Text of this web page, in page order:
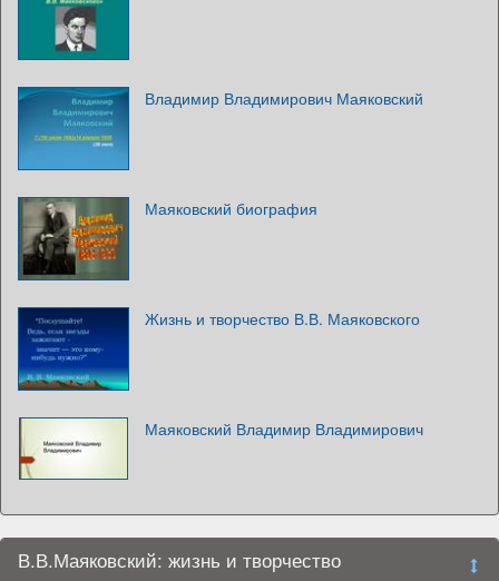
Владимир Владимирович Маяковский
Маяковский биография
Жизнь и творчество В.В. Маяковского
Маяковский Владимир Владимирович
В.В.Маяковский: жизнь и творчество